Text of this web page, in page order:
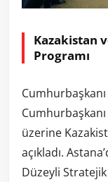
Kazakistan
Programı
üzerine
açıkladı.
Düzeyli